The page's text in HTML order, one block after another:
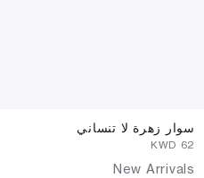
سوار زهرة لا تنساني
New Arrivals